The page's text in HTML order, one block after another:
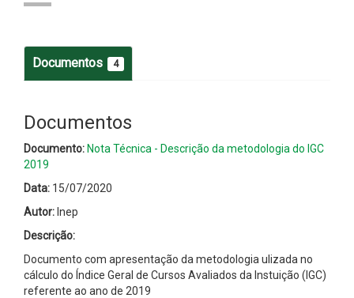
Documentos 4
Documentos
Documento: Nota Técnica - Descrição da metodologia do IGC
2019
Data: 15/07/2020
Autor: Inep
Descrição:
Documento com apresentação da metodologia ulizada no
cálculo do Índice Geral de Cursos Avaliados da Instuição (IGC)
referente ao ano de 2019